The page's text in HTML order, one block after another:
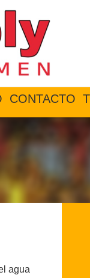
CONTACTO
agua